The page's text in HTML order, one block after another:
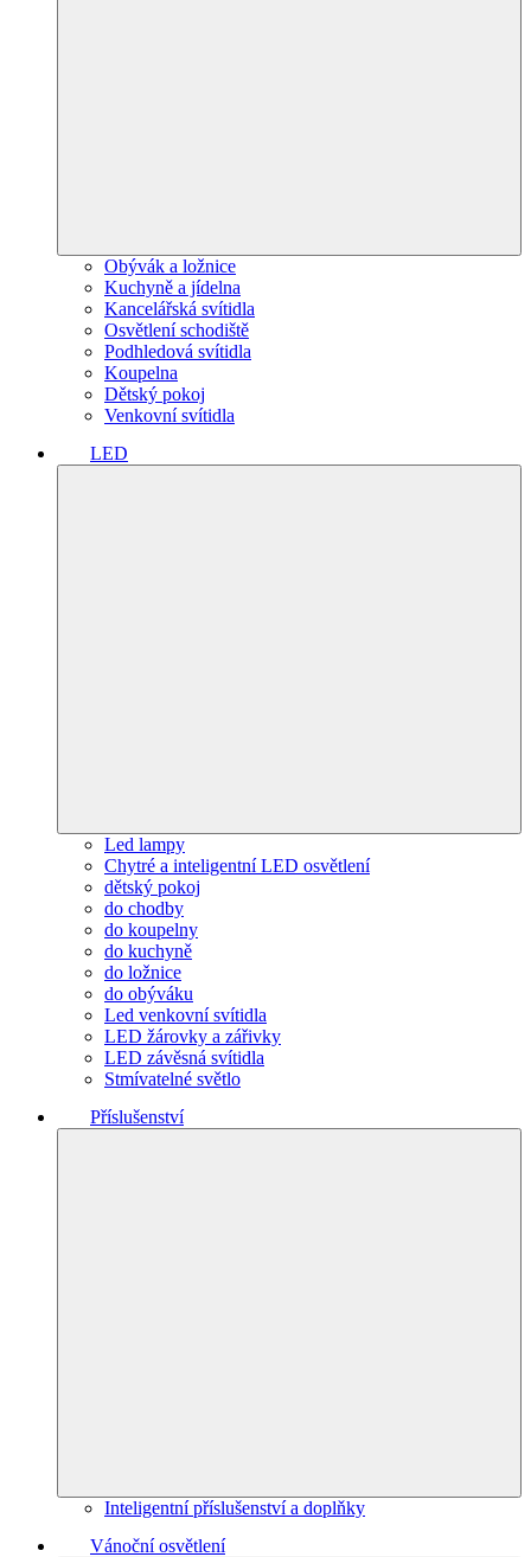
Obývák a ložnice
Kuchyně a jídelna
Kancelářská svítidla
Osvětlení schodiště
Podhledová svítidla
Koupelna
Dětský pokoj
Venkovní svítidla
LED
Led lampy
Chytré a inteligentní LED osvětlení
dětský pokoj
do chodby
do koupelny
do kuchyně
do ložnice
do obýváku
Led venkovní svítidla
LED žárovky a zářivky
LED závěsná svítidla
Stmívatelné světlo
Příslušenství
Inteligentní příslušenství a doplňky
Vánoční osvětlení